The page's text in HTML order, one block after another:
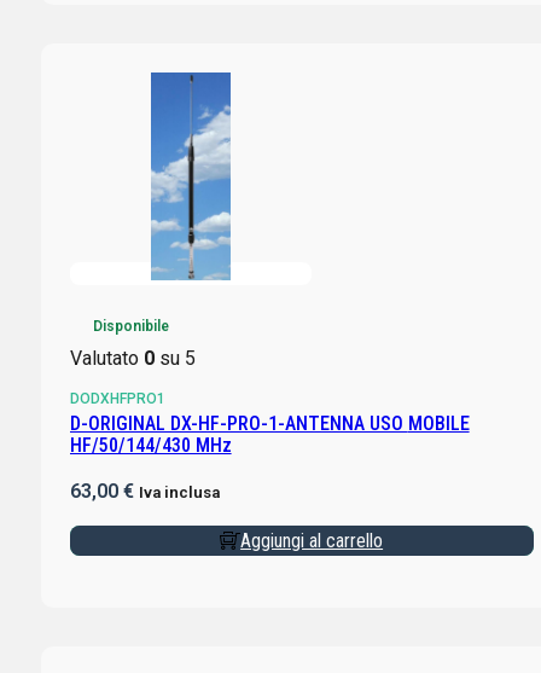
Disponibile
Valutato 0su 5
DODXHFPRO1
D-ORIGINAL DX-HF-PRO-1-ANTENNA USO MOBILE
HF/50/144/430 MHz
63,00 € Iva inclusa
Aggiungi al carrello